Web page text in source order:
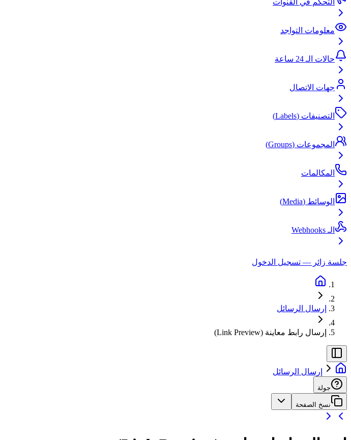
معلومات التواجد
حالات الـ 24 ساعة
جهات الاتصال
التصنيفات (Labels)
المجموعات (Groups)
المكالمات
الوسائط (Media)
الـ Webhooks
جلسة زائر — تسجيل الدخول
إرسال الرسائل
إرسال رابط معاينة (Link Preview)
إرسال الرسائل
جولة
نسخ الصفحة